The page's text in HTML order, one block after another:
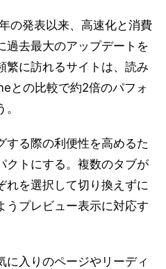
の発表以来、高速化と消費
過去最大のアップデートを
繁に訪れるサイトは、読み
との比較で約2倍のパフォ
する際の利便性を高めるた
クトにする。複数のタブが
れを選択して切り換えずに
うプレビュー表示に対応す
に入りのページやリーディ